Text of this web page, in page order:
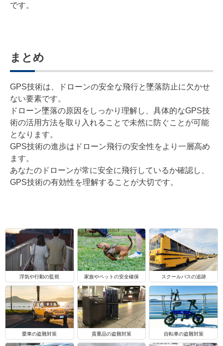
です。
まとめ
GPS技術は、ドローンの安全な飛行と墜落防止に欠かせ
ない要素です。
ドローン墜落の原因をしっかり理解し、具体的なGPS技
術の活用方法を取り入れることで未然に防ぐことが可能
となります。
GPS技術の進歩はドローン飛行の安全性をより一層高め
ます。
あなたのドローンが常に安全に飛行しているか確認し、
GPS技術の有効性を理解することが大切です。
浮気や行動の監視 家族やペットの安全確保 スクールバスの追跡
愛車の盗難対策 貴重品の盗難対策 自転車の盗難対策